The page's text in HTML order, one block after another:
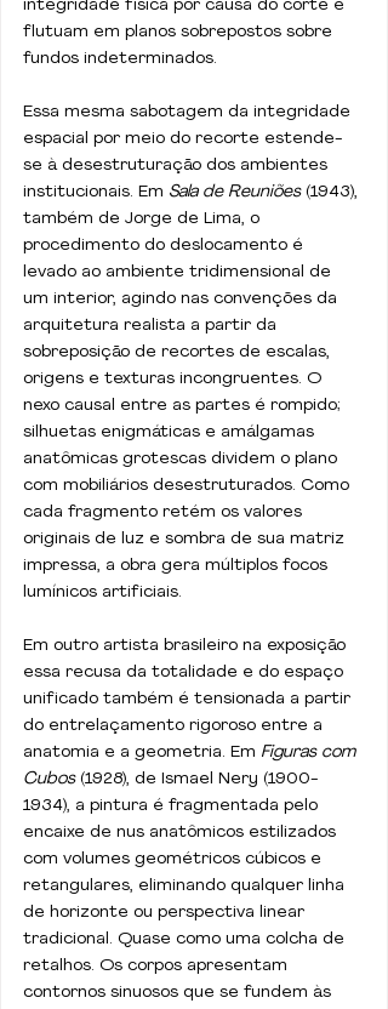
integridade física por causa do corte e
flutuam em planos sobrepostos sobre
fundos indeterminados.
Essa mesma sabotagem da integridade
espacial por meio do recorte estende-
se à desestruturação dos ambientes
institucionais. Em Sala de Reuniões (1943),
também de Jorge de Lima, o
procedimento do deslocamento é
levado ao ambiente tridimensional de
um interior, agindo nas convenções da
arquitetura realista a partir da
sobreposição de recortes de escalas,
origens e texturas incongruentes. O
nexo causal entre as partes é rompido;
silhuetas enigmáticas e amálgamas
anatômicas grotescas dividem o plano
com mobiliários desestruturados. Como
cada fragmento retém os valores
originais de luz e sombra de sua matriz
impressa, a obra gera múltiplos focos
lumínicos artificiais.
Em outro artista brasileiro na exposição
essa recusa da totalidade e do espaço
unificado também é tensionada a partir
do entrelaçamento rigoroso entre a
anatomia e a geometria. Em Figuras com
Cubos (1928), de Ismael Nery (1900-
1934), a pintura é fragmentada pelo
encaixe de nus anatômicos estilizados
com volumes geométricos cúbicos e
retangulares, eliminando qualquer linha
de horizonte ou perspectiva linear
tradicional. Quase como uma colcha de
retalhos. Os corpos apresentam
contornos sinuosos que se fundem às